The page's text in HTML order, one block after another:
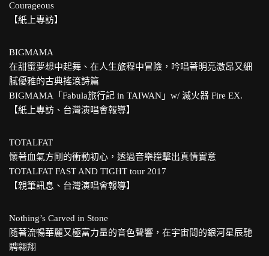
Courageous
【紙上專訪】
BIGMAMA
在甜蜜夢想中起舞、在人生旅程中冒險，吟唱著明亮激昂又細
膩優雅的古典搖滾詩篇
BIGMAMA「Fabula旅行記 in TAIWAN」w/ 滅火器 Fire EX.
【紙上專訪、台灣演唱會報導】
TOTALFAT
懷著血氣方剛的衝動初心，透過音樂撞擊出真情實意
TOTALFAT FAST AND TIGHT tour 2017
【親筆訊息、台灣演唱會報導】
Nothing’s Carved in Stone
隨著流暢華麗又極富力量的音色聲響，在宇宙間的銀河星辰馳
騁翱翔